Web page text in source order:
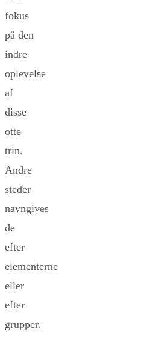
fokus
på den
indre
oplevelse
af
disse
otte
trin.
Andre
steder
navngives
de
efter
elementerne
eller
efter
grupper.